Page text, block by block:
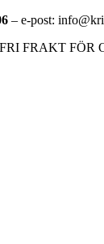
– e-post:
FRAKT FÖR